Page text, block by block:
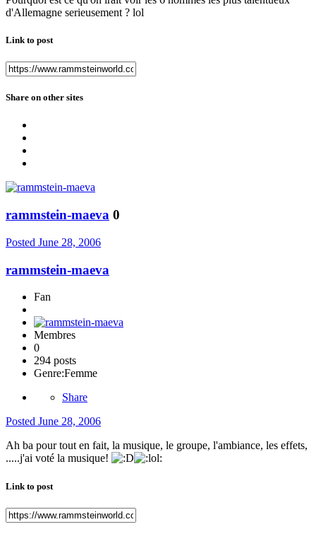
d'Allemagne serieusement ? lol
Link to post
Share on other sites
rammstein-maeva 0
Posted June 28, 2006
rammstein-maeva
Fan
Membres
0
294 posts
Genre:Femme
Share
Posted June 28, 2006
Ah ba pour tout en fait, la musique, le groupe, l'ambiance, les effets,
.....j'ai voté la musique!
Link to post